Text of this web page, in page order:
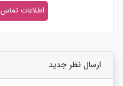
اطلاعات تماس
ارسال نظر جدید